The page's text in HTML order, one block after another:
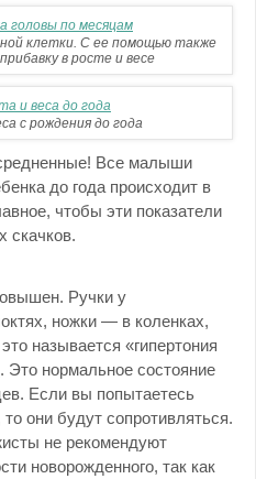
клетки. С ее помощью также
в росте и весе
с рождения до года
Все малыши
до года происходит в
чтобы эти показатели
скачков.
Ручки у
ножки — в коленках,
называется «гипертония
. Это нормальное состояние
Если вы попытаетесь
то они будут сопротивляться.
не рекомендуют
новорожденного, так как